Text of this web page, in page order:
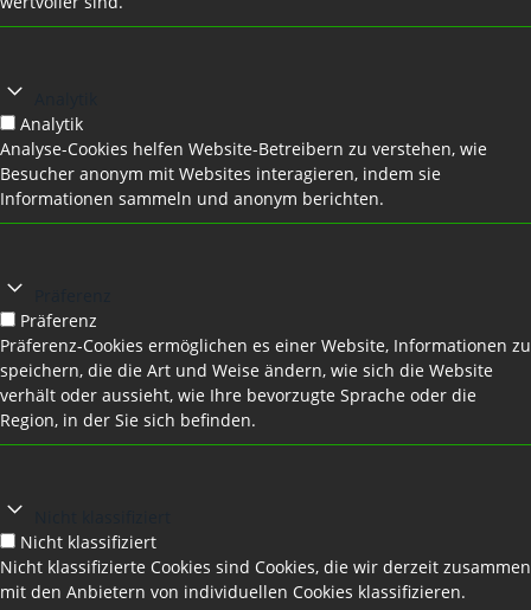
Analytik
Analyse-Cookies helfen Website-Betreibern zu verstehen, wie
Besucher anonym mit Websites interagieren, indem sie
Informationen sammeln und anonym berichten.
Präferenz
Präferenz-Cookies ermöglichen es einer Website, Informationen zu
speichern, die die Art und Weise ändern, wie sich die Website
verhält oder aussieht, wie Ihre bevorzugte Sprache oder die
Region, in der Sie sich befinden.
Nicht klassifiziert
Nicht klassifizierte Cookies sind Cookies, die wir derzeit zusammen
mit den Anbietern von individuellen Cookies klassifizieren.